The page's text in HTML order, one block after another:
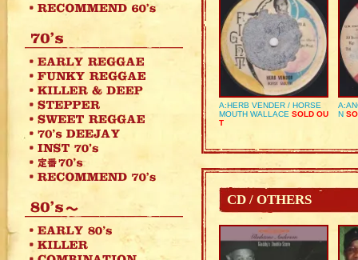
A:HERB VENDER / HORSE
MOUTH WALLACE SOLD OU
T
N
CD / OTHERS